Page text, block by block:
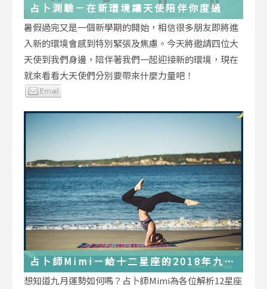
占卜測驗－在新環境讓天使陪伴你度過
暑假過完又是一個新學期的開始，相信很多朋友即將進
入新的環境會感到特別緊張及焦慮。今天將邀請四位大
天使到我們身邊，陪伴著我們一起迎接新的環境，現在
就來看看大天使們分別要帶來什麼力量吧！
占卜師Mimi－給十二星座的2018年九月
運勢小叮嚀
想知道九月運勢如何嗎？占卜師Mimi為各位解析12星座